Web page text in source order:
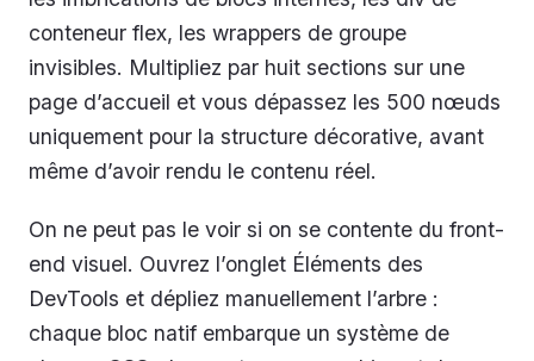
conteneur flex, les wrappers de groupe
invisibles. Multipliez par huit sections sur une
page d’accueil et vous dépassez les 500 nœuds
uniquement pour la structure décorative, avant
même d’avoir rendu le contenu réel.
On ne peut pas le voir si on se contente du front-
end visuel. Ouvrez l’onglet Éléments des
DevTools et dépliez manuellement l’arbre :
chaque bloc natif embarque un système de